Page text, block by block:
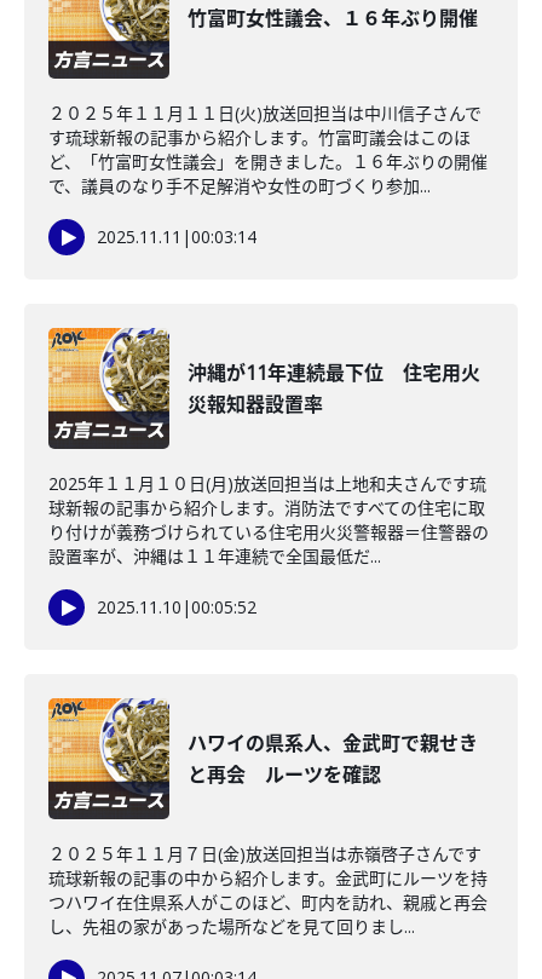
竹富町女性議会、１６年ぶり開催
２０２５年１１月１１日(火)放送回担当は中川信子さんで
す琉球新報の記事から紹介します。竹富町議会はこのほ
ど、「竹富町女性議会」を開きました。１６年ぶりの開催
で、議員のなり手不足解消や女性の町づくり参加...
2025.11.11 |00:03:14
沖縄が11年連続最下位 住宅用火
災報知器設置率
2025年１１月１０日(月)放送回担当は上地和夫さんです琉
球新報の記事から紹介します。消防法ですべての住宅に取
り付けが義務づけられている住宅用火災警報器＝住警器の
設置率が、沖縄は１１年連続で全国最低だ...
2025.11.10 |00:05:52
ハワイの県系人、金武町で親せき
と再会 ルーツを確認
２０２５年１１月７日(金)放送回担当は赤嶺啓子さんです
琉球新報の記事の中から紹介します。金武町にルーツを持
つハワイ在住県系人がこのほど、町内を訪れ、親戚と再会
し、先祖の家があった場所などを見て回りまし...